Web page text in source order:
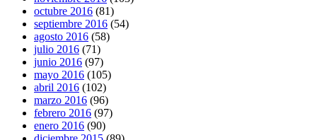
octubre 2016 (81)
septiembre 2016 (54)
agosto 2016 (58)
julio 2016 (71)
junio 2016 (97)
mayo 2016 (105)
abril 2016 (102)
marzo 2016 (96)
febrero 2016 (97)
enero 2016 (90)